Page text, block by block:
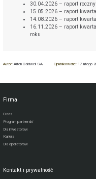
30.04.2026 – raport
15.05.2026 – raport
14.08.2026 – raport
16.11.2026 – raport
roku
Autor:Aiton Caldwell SA Opublikowane: 17 lutego
Firma
O nas
Program partnerski
Dla inwestorów
Kariera
Dla operatorów
Kontakt i prywatność